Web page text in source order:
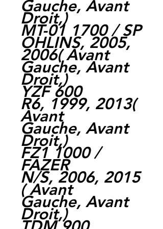
Gauche, Avant
Droit,)
MT-01 1700 / SP
OHLINS, 2005,
2006( Avant
Gauche, Avant
Droit,)
YZF 600
R6, 1999, 2013(
Avant
Gauche, Avant
Droit,)
FZ1 1000 /
FAZER
N/S, 2006, 2015
( Avant
Gauche, Avant
Droit,)